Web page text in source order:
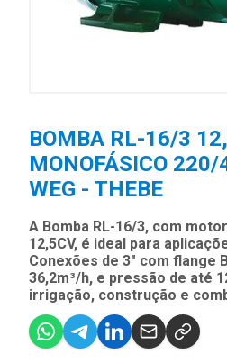
BOMBA RL-16/3
MONOFÁSICO
WEG - THEBE
A Bomba RL-16/3, com
12,5CV, é ideal para
Conexões de 3" com flange
36,2m³/h, e pressão de até
irrigação, construção e